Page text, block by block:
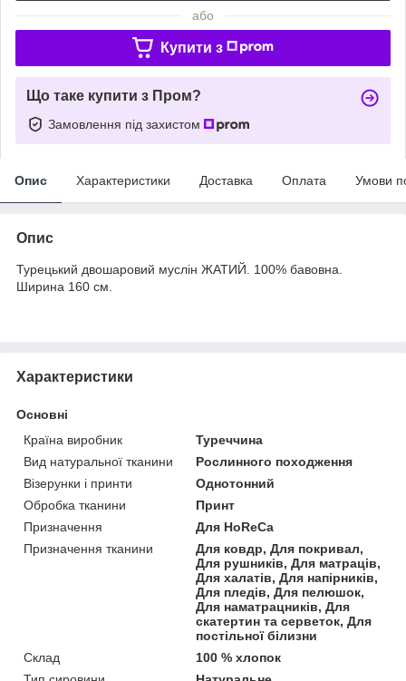
або
Купити з
Що таке купити з Пром?
Замовлення під захистом
Опис Характеристики Доставка Оплата Умови
Опис
Турецький двошаровий муслін ЖАТИЙ. 100% бавовна.
Ширина 160 см.
Характеристики
Основні
Країна виробник
Туреччина
Вид натуральної тканини
Рослинного походження
Візерунки і принти
Однотонний
Обробка тканини
Принт
Призначення
Для HoReCa
Призначення тканини
Для ковдр, Для покривал,
Для рушників, Для матраців,
Для халатів, Для напірників,
Для пледів, Для пелюшок,
Для наматрацників, Для
скатертин та серветок, Для
постільної білизни
Склад
100 % хлопок